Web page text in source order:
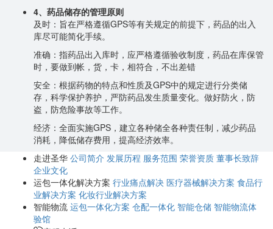
4、药品储存的管理原则
及时： 旨在严格遵循GPS等有关规定的前提下，药品的出入
库尽可能简化手续。
准确： 指药品出入库时，应严格遵循验收制度，药品在库保管
时，要做到帐，货，卡，相符合，不出差错
安全： 根据药物的特点和性质及GPS中的规定进行分类储
存，科学保护养护，严防药品发生质量变化。做好防火，防
盗，防危险事故等工作。
经济： 全面实施GPS，建立各种储全各种责任制，减少药品
消耗，降低储存费用，提高经济效率。
走进圣华 公司简介 发展历程 服务范围 荣誉资质 董事长致辞
企业文化
运包一体化解决方案 行业痛点解决 医疗器械解决方案 食品行
业解决方案 化妆行业解决方案
智能物流 运包一体化方案 仓配一体化 智能仓储 智能物流体
验馆